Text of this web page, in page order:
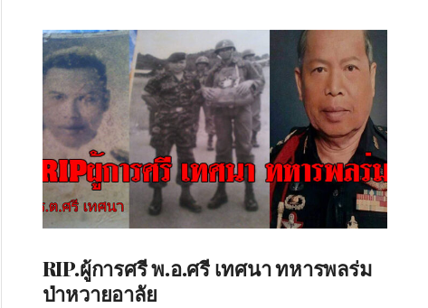
RIP.ผู้การศรี พ.อ.ศรี เทศนา ทหารพลร่ม
ป่าหวายอาลัย